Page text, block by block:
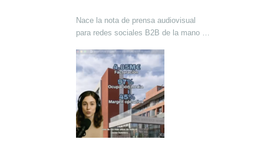
Nace la nota de prensa audiovisual
para redes sociales B2B de la mano de